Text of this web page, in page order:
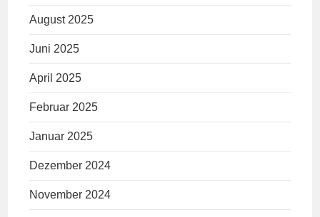
August 2025
Juni 2025
April 2025
Februar 2025
Januar 2025
Dezember 2024
November 2024